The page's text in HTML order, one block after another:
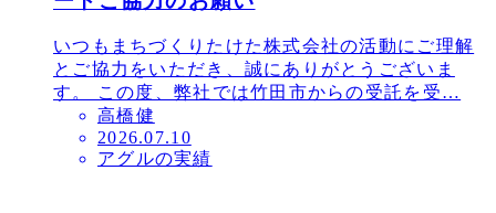
いつもまちづくりたけた株式会社の活動にご理解
とご協力をいただき、誠にありがとうございま
す。 この度、弊社では竹田市からの受託を受…
高橋健
投
稿
2026.07.10
アグルの実績